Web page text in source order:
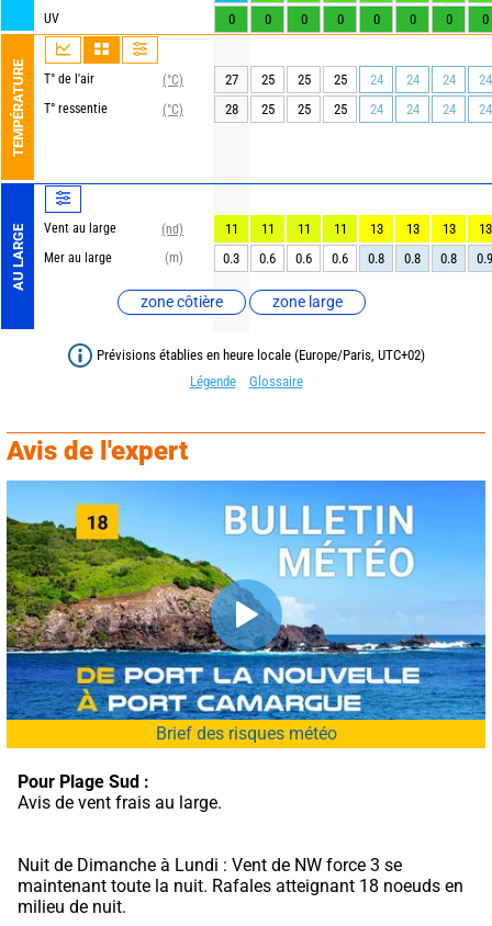
UV
TEMPÉRATURE T° de l'air
(°C)
T° ressentie
(°C)
AU LARGE Vent au large
(nd)
Mer au large
(m)
zone côtière zone large
0 0 0 0 0 0 0 0
27 25 25 25 24 24 24
24
28
25 25 25 24 24 24 24
11 11 11 11 13 13 13
13
0.3
0.6 0.6 0.6 0.8 0.8 0.8 0.9
Prévisions établies en heure locale (Europe/Paris, UTC+02)
Légende
Glossaire
Avis de l'expert
Brief des risques météo
Pour Plage Sud :
Avis de vent frais au large.
Nuit de Dimanche à Lundi : Vent de NW force 3 se
maintenant toute la nuit. Rafales atteignant 18 noeuds en
milieu de nuit.